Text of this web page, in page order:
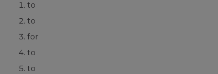
to
to
for
to
to